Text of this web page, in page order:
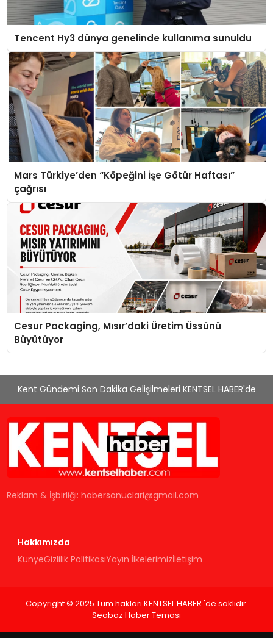
Tencent Hy3 dünya genelinde kullanıma sunuldu
Mars Türkiye’den “Köpeğini İşe Götür Haftası”
çağrısı
Cesur Packaging, Mısır’daki Üretim Üssünü
Büyütüyor
Kent Gündemi Son Dakika Gelişilmeleri KENTSEL HABER'de
Reklam & İşbirliği:habersonuclari@gmail.com
Hakkımızda
KünyeGizlilik PolitikasıYayın İlkelerimizİletişim
Copyright © 2025 Tüm hakları KENTSEL HABER 'de saklıdır.
Seobaz Haber Teması